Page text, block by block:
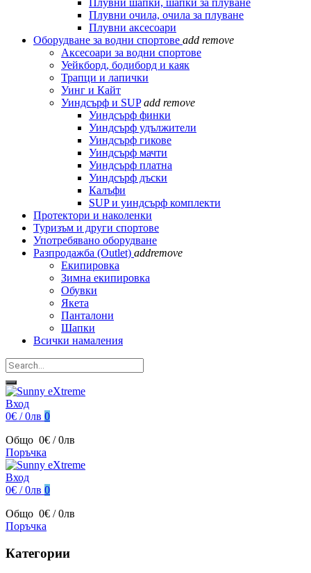
Плувни шапки, шапки за плуване
Плувни очила, очила за плуване
Плувни аксесоари
Оборудване за водни спортове add remove
Аксесоари за водни спортове
Уейкборд, бодиборд и каяк
Трапци и лапички
Уинг и Кайт
Уиндсърф и SUP add remove
Уиндсърф финки
Уиндсърф удължители
Уиндсърф гикове
Уиндсърф мачти
Уиндсърф платна
Уиндсърф дъски
Калъфи
SUP и уиндсърф комплекти
Протектори и наколенки
Туризъм и други спортове
Употребявано оборудване
Разпродажба (Outlet) addremove
Екипировка
Зимна екипировка
Обувки
Якета
Панталони
Шапки
Всички намаления
Вход
0€ / 0лв 0
Общо 0€ / 0лв
Поръчка
Вход
0€ / 0лв 0
Общо 0€ / 0лв
Поръчка
Категории